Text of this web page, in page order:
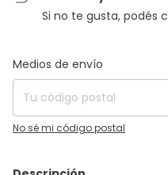
Si no te gusta, podés
Entregas para el CP:
Medios de envío
No sé mi código postal